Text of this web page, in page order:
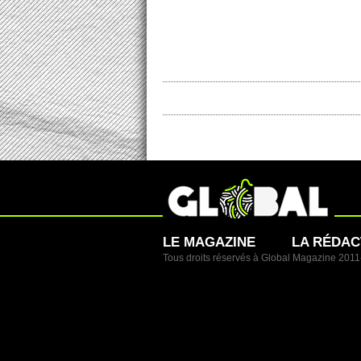
LE MAGAZINE LA
Tous droits réservés à Global Magazine